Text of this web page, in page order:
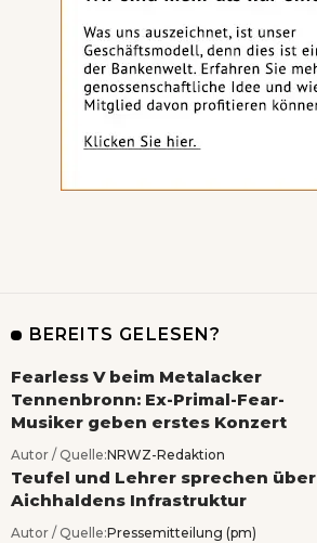
BEREITS GELESEN?
Fearless V beim Metalacker
Tennenbronn: Ex-Primal-Fear-
Musiker geben erstes Konzert
Autor / Quelle:NRWZ-Redaktion
Teufel und Lehrer sprechen über
Aichhaldens Infrastruktur
Autor / Quelle:Pressemitteilung (pm)